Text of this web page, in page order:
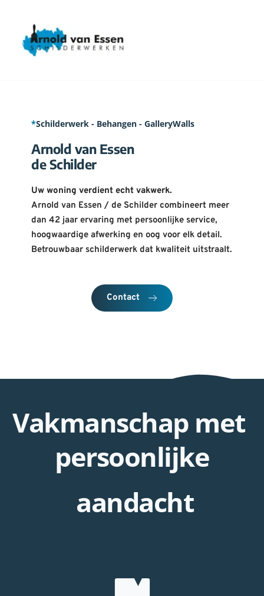
*Schilderwerk - Behangen - GalleryWalls
Arnold van Essen
de Schilder
Uw woning verdient echt vakwerk.
Arnold van Essen / de Schilder combineert meer
dan 42 jaar ervaring met persoonlijke service,
hoogwaardige afwerking en oog voor elk detail.
Betrouwbaar schilderwerk dat kwaliteit uitstraalt.
Contact
Vakmanschap met
persoonlijke
aandacht